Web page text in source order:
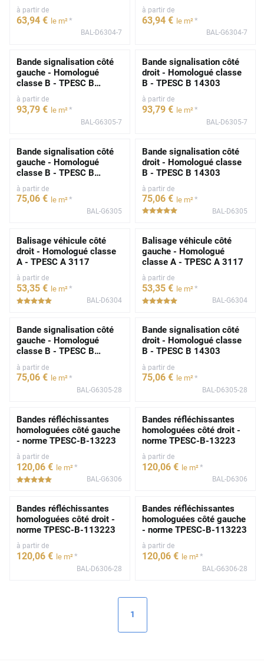
à partir de
63,94 € le m²*
BAL-D6304-7
à partir de
63,94 € le m²*
BAL-G6304-7
Bande signalisation côté
gauche - Homologué
classe B - TPESC B
14303
à partir de
93,79 € le m²*
BAL-G6305-7
Bande signalisation côté
droit - Homologué classe
B - TPESC B 14303
à partir de
93,79 € le m²*
BAL-D6305-7
Bande signalisation côté
gauche - Homologué
classe B - TPESC B
14303
à partir de
75,06 € le m²*
BAL-G6305
Bande signalisation côté
droit - Homologué classe
B - TPESC B 14303
à partir de
75,06 € le m²*
BAL-D6305
Balisage véhicule côté
droit - Homologué classe
A - TPESC A 3117
à partir de
53,35 € le m²*
BAL-D6304
Balisage véhicule côté
gauche - Homologué
classe A - TPESC A 3117
à partir de
53,35 € le m²*
BAL-G6304
Bande signalisation côté
gauche - Homologué
classe B - TPESC B
14303
à partir de
75,06 € le m²*
BAL-G6305-28
Bande signalisation côté
droit - Homologué classe
B - TPESC B 14303
à partir de
75,06 € le m²*
BAL-D6305-28
Bandes réfléchissantes
homologuées côté gauche
- norme TPESC-B-13223
à partir de
120,06 € le m²*
BAL-G6306
Bandes réfléchissantes
homologuées côté droit -
norme TPESC-B-13223
à partir de
120,06 € le m²*
BAL-D6306
Bandes réfléchissantes
homologuées côté droit -
norme TPESC-B-113223
à partir de
120,06 € le m²*
BAL-D6306-28
Bandes réfléchissantes
homologuées côté gauche
- norme TPESC-B-113223
à partir de
120,06 € le m²*
BAL-G6306-28
1